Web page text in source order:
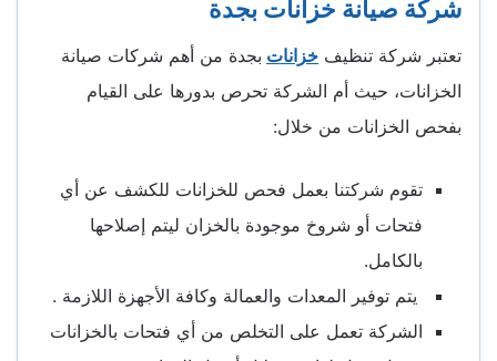
شركة صيانة خزانات بجدة
تعتبر شركة تنظيف خزانات بجدة من أهم شركات صيانة
الخزانات، حيث أم الشركة تحرص بدورها على القيام
بفحص الخزانات من خلال:
تقوم شركتنا بعمل فحص للخزانات للكشف عن أي
فتحات أو شروخ موجودة بالخزان ليتم إصلاحها
بالكامل.
يتم توفير المعدات والعمالة وكافة الأجهزة اللازمة .
الشركة تعمل على التخلص من أي فتحات بالخزانات